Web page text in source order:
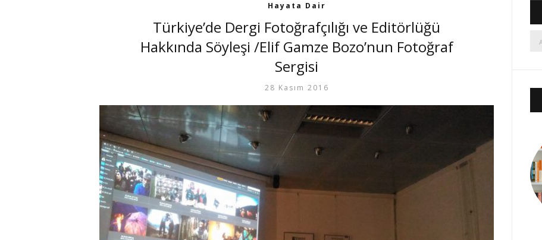
Hayata Dair
Türkiye’de Dergi Fotoğrafçılığı ve Editörlüğü
Hakkında Söyleşi /Elif Gamze Bozo’nun Fotoğraf
Sergisi
28 Kasım 2016